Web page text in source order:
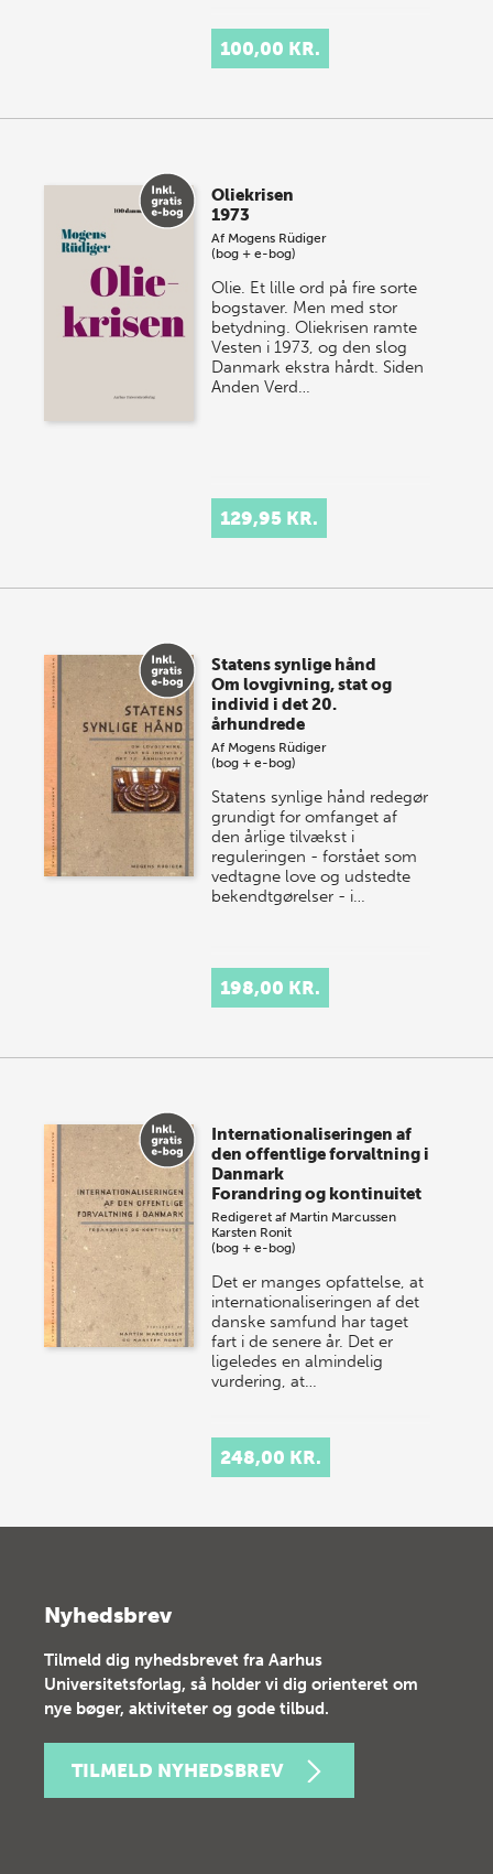
100,00 KR.
Oliekrisen
1973
Af Mogens Rüdiger
(bog + e-bog)
Olie. Et lille ord på fire sorte
bogstaver. Men med stor
betydning. Oliekrisen ramte
Vesten i 1973, og den slog
Danmark ekstra hårdt. Siden
Anden Verd…
129,95 KR.
Statens synlige hånd
Om lovgivning, stat og
individ i det 20.
århundrede
Af Mogens Rüdiger
(bog + e-bog)
Statens synlige hånd redegør
grundigt for omfanget af
den årlige tilvækst i
reguleringen - forstået som
vedtagne love og udstedte
bekendtgørelser - i…
198,00 KR.
Internationaliseringen af
den offentlige forvaltning i
Danmark
Forandring og kontinuitet
Redigeret af Martin Marcussen
Karsten Ronit
(bog + e-bog)
Det er manges opfattelse, at
internationaliseringen af det
danske samfund har taget
fart i de senere år. Det er
ligeledes en almindelig
vurdering, at…
248,00 KR.
Nyhedsbrev
Tilmeld dig nyhedsbrevet fra Aarhus
Universitetsforlag, så holder vi dig orienteret om
nye bøger, aktiviteter og gode tilbud.
TILMELD NYHEDSBREV